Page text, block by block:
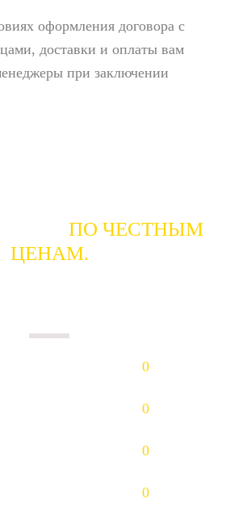
оформления договора с
доставки и оплаты вам
при заключении
ПО ЧЕСТНЫМ
ЦЕНАМ.
0
0
0
0